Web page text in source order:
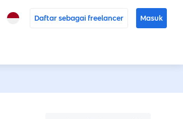
Daftar sebagai freelancer Masuk